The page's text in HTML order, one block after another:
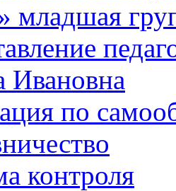
младшая
Ивановна
по
контроля